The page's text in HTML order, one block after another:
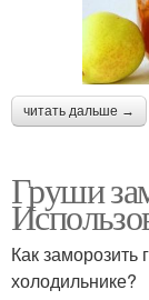
читать дальше →
Груши
Как заморозить
холодильнике?